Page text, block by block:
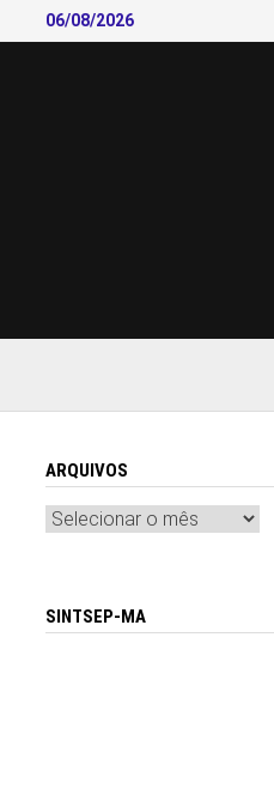
to
06/08/2026
ARQUIVOS
Arquivos
SINTSEP-MA